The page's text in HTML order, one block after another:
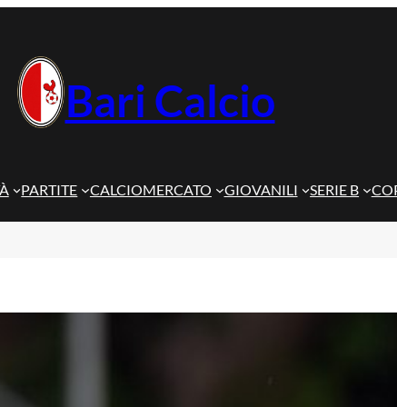
Bari Calcio
PARTITE CALCIOMERCATO GIOVANILI SERIE B